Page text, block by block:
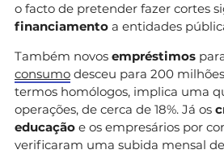
o facto de pretender fazer cortes
financiamento a entidades
Também novos empréstimos
consumo desceu para 200
termos homólogos, implica uma
operações, de cerca de 18%. Já os
educação e os empresários por
verificaram uma subida mensal de